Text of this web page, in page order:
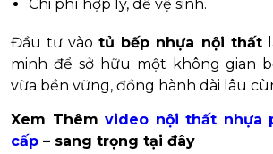
Chi phí hợp lý, dễ vệ sinh.
Đầu tư vàotủ bếp nhựa nội thất
minh để sở hữu một không gian
vừa bền vững, đồng hành dài lâu
Xem Thêm video nội thất nhựa
cấp – sang trọng tại đây